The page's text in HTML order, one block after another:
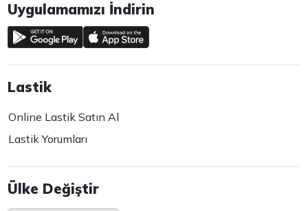
Uygulamamızı İndirin
Lastik
Online Lastik Satın Al
Lastik Yorumları
Ülke Değiştir